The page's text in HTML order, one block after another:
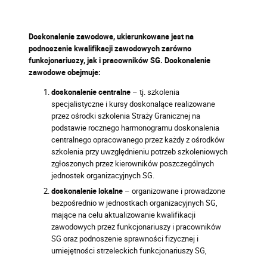
Doskonalenie zawodowe, ukierunkowane jest na
podnoszenie kwalifikacji zawodowych zarówno
funkcjonariuszy, jak i pracowników SG. Doskonalenie
zawodowe obejmuje:
doskonalenie centralne – tj. szkolenia
specjalistyczne i kursy doskonalące realizowane
przez ośrodki szkolenia Straży Granicznej na
podstawie rocznego harmonogramu doskonalenia
centralnego opracowanego przez każdy z ośrodków
szkolenia przy uwzględnieniu potrzeb szkoleniowych
zgłoszonych przez kierowników poszczególnych
jednostek organizacyjnych SG.
doskonalenie lokalne – organizowane i prowadzone
bezpośrednio w jednostkach organizacyjnych SG,
mające na celu aktualizowanie kwalifikacji
zawodowych przez funkcjonariuszy i pracowników
SG oraz podnoszenie sprawności fizycznej i
umiejętności strzeleckich funkcjonariuszy SG,